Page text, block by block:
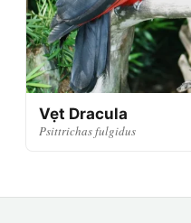
Vẹt Dracula
Psittrichas fulgidus